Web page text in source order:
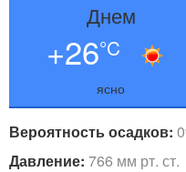
Днем
+26°C
ясно
Вероятность осадков:
Давление: 766 мм рт. ст.